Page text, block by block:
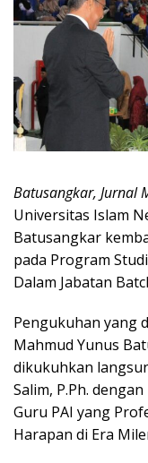
Batusangkar, Jurnal
Universitas Islam
Batusangkar
pada Program
Dalam Jabatan
Pengukuhan yang
Mahmud Yunus
dikukuhkan
Salim, P.Ph.
Guru PAI yang
Harapan di Era